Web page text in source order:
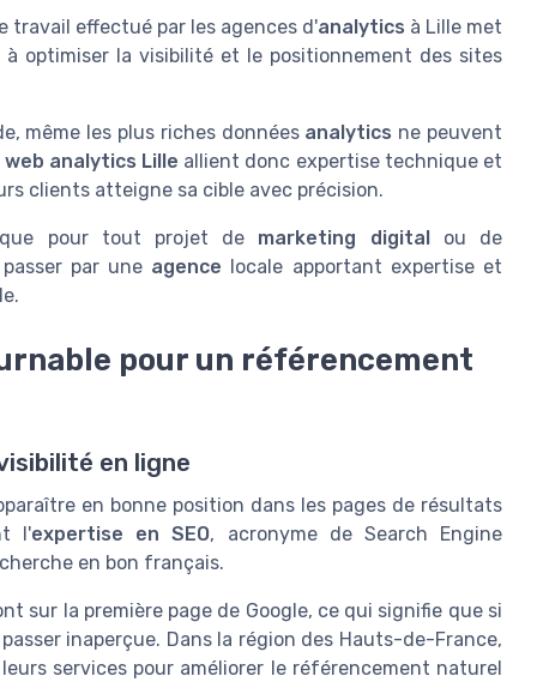
travail effectué par les agences d'analytics à Lille met
optimiser la visibilité et le positionnement des sites
même les plus riches données analytics ne peuvent
analytics Lille allient donc expertise technique et
clients atteigne sa cible avec précision.
que pour tout projet de marketing digitalou de
par une agence locale apportant expertise et
pour un référencement
en ligne
en bonne position dans les pages de résultats
l'expertise en SEO, acronyme de Search Engine
en bon français.
sur la première page de Google, ce qui signifie que si
inaperçue. Dans la région des Hauts-de-France,
services pour améliorer le référencement naturel